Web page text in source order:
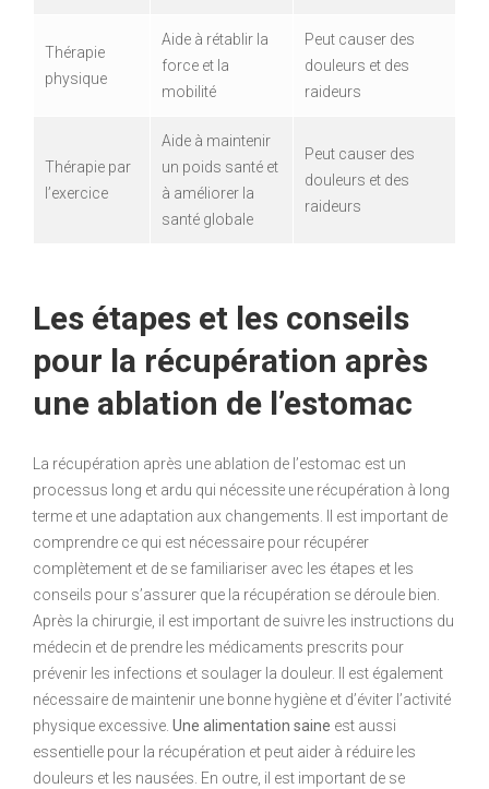
Thérapie
physique
Aide à rétablir la
force et la
mobilité
Peut causer des
douleurs et des
raideurs
Thérapie par
l’exercice
Aide à maintenir
un poids santé et
à améliorer la
santé globale
Peut causer des
douleurs et des
raideurs
Les étapes et les conseils
pour la récupération après
une ablation de l’estomac
La récupération après une ablation de l’estomac est un
processus long et ardu qui nécessite une récupération à long
terme et une adaptation aux changements. Il est important de
comprendre ce qui est nécessaire pour récupérer
complètement et de se familiariser avec les étapes et les
conseils pour s’assurer que la récupération se déroule bien.
Après la chirurgie, il est important de suivre les instructions du
médecin et de prendre les médicaments prescrits pour
prévenir les infections et soulager la douleur. Il est également
nécessaire de maintenir une bonne hygiène et d’éviter l’activité
physique excessive. Une alimentation saine est aussi
essentielle pour la récupération et peut aider à réduire les
douleurs et les nausées. En outre, il est important de se